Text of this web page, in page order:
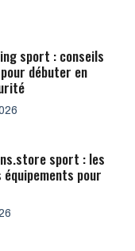
sport : conseils
débuter en
sport : les
pour